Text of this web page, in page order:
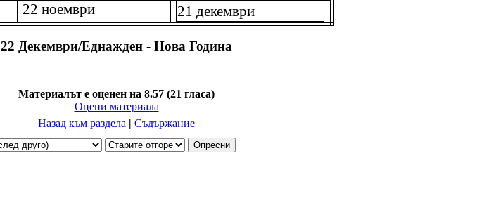
22 ноември 21 декември
22 Декември/Еднажден - Нова Година
Материалът е оценен на 8.57 (21 гласа)
Оцени материала
Назад към раздела | Съдържание